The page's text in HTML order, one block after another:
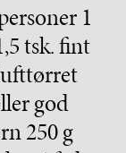
1
tsk. fint
god
250 g